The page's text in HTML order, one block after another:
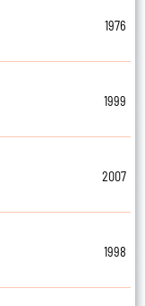
1976
1999
2007
1998